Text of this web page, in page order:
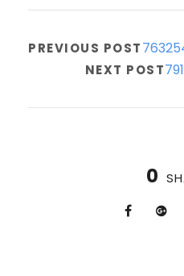
PREVIOUS POST
NEXT POST
0